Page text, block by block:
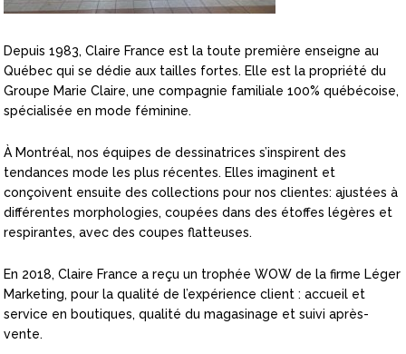
Depuis 1983, Claire France est la toute première enseigne au
Québec qui se dédie aux tailles fortes. Elle est la propriété du
Groupe Marie Claire, une compagnie familiale 100% québécoise,
spécialisée en mode féminine.
À Montréal, nos équipes de dessinatrices s’inspirent des
tendances mode les plus récentes. Elles imaginent et
conçoivent ensuite des collections pour nos clientes: ajustées à
différentes morphologies, coupées dans des étoffes légères et
respirantes, avec des coupes flatteuses.
En 2018, Claire France a reçu un trophée WOW de la firme Léger
Marketing, pour la qualité de l’expérience client : accueil et
service en boutiques, qualité du magasinage et suivi après-
vente.